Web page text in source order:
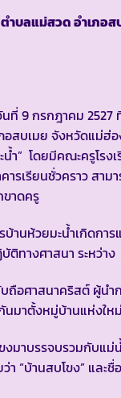
ำบลแม่สวด อำเภอส
กรกฎาคม 2527 ที่
สบเมย จังหวัดแม่ฮ่อ
น้ำ” โดยมีคณะครูโรง
ารเรียนชั่วคราว สาม
ขาดครู
นห้วยมะน้ำเกิดการ
ติทางศาสนา ระหว่าง
อศาสนาคริสต์ ผู้นำ
นมาตั้งหมู่บ้านแห่งใหม่
มาบรรจบรวมกับแม่น้
า “บ้านสบโขง” และชื่